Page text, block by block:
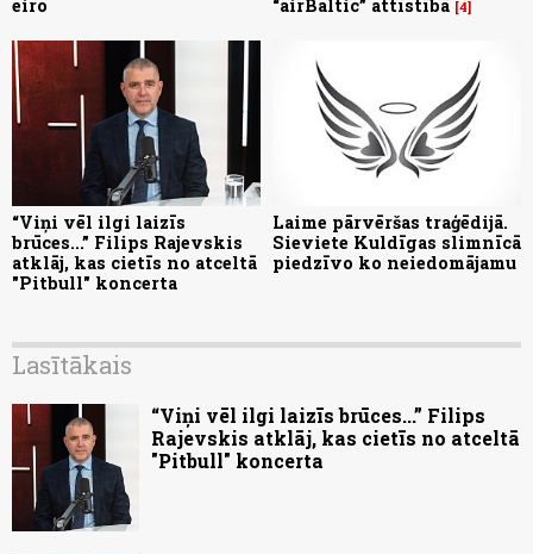
eiro
“airBaltic” attīstībā 4
“Viņi vēl ilgi laizīs
brūces...” Filips Rajevskis
atklāj, kas cietīs no atceltā
"Pitbull" koncerta
Laime pārvēršas traģēdijā.
Sieviete Kuldīgas slimnīcā
piedzīvo ko neiedomājamu
Lasītākais
“Viņi vēl ilgi laizīs brūces...” Filips
Rajevskis atklāj, kas cietīs no atceltā
"Pitbull" koncerta